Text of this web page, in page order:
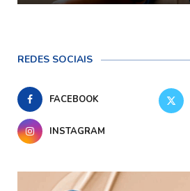
REDES SOCIAIS
FACEBOOK
INSTAGRAM